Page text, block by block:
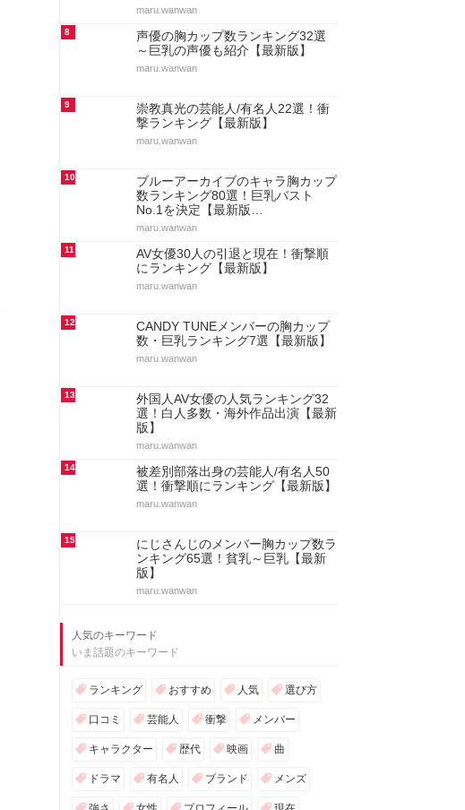
maru.wanwan
8
声優の胸カップ数ランキング32選
～巨乳の声優も紹介【最新版】
maru.wanwan
9
崇教真光の芸能人/有名人22選！衝
撃ランキング【最新版】
maru.wanwan
10
ブルーアーカイブのキャラ胸カップ
数ランキング80選！巨乳バスト
No.1を決定【最新版…
maru.wanwan
11
AV女優30人の引退と現在！衝撃順
にランキング【最新版】
maru.wanwan
12
CANDY TUNEメンバーの胸カップ
数・巨乳ランキング7選【最新版】
maru.wanwan
13
外国人AV女優の人気ランキング32
選！白人多数・海外作品出演【最新
版】
maru.wanwan
14
被差別部落出身の芸能人/有名人50
選！衝撃順にランキング【最新版】
maru.wanwan
15
にじさんじのメンバー胸カップ数ラ
ンキング65選！貧乳～巨乳【最新
版】
maru.wanwan
人気のキーワード
いま話題のキーワード
ランキング おすすめ 人気 選び方
口コミ 芸能人 衝撃 メンバー
キャラクター 歴代 映画 曲
ドラマ 有名人 ブランド メンズ